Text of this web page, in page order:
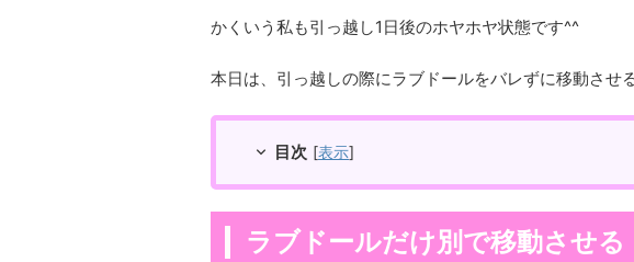
かくいう私も引っ越し1日後のホヤホヤ状態です^^
本日は、引っ越しの際にラブドールをバレずに移動させ
目次 [表示]
ラブドールだけ別で移動させる